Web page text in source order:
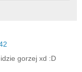
gorzej xd :D